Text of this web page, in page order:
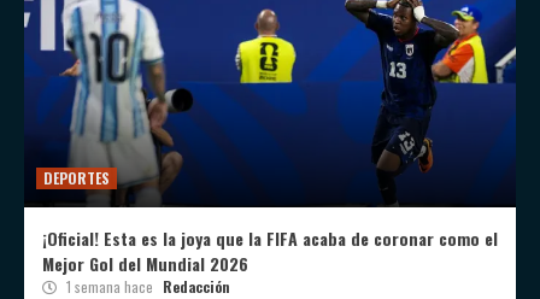
DEPORTES
¡Oficial! Esta es la joya que la FIFA acaba de coronar como el
Mejor Gol del Mundial 2026
1 semana hace Redacción